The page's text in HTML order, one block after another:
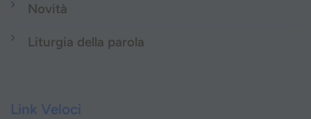
Novità
Liturgia della parola
Link Veloci